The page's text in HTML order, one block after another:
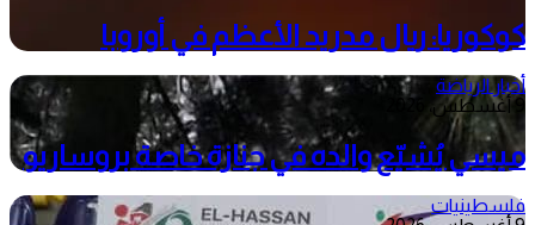
كوكوريا: ريال مدريد الأعظم في أوروبا
أخبار الرياضة
9 أغسطس، 2026
ميسي يُشيّع والده في جنازة خاصة بروساريو
فلسطينيات